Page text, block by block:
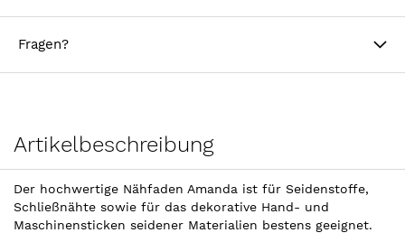
Fragen?
Artikelbeschreibung
Der hochwertige Nähfaden Amanda ist für Seidenstoffe,
Schließnähte sowie für das dekorative Hand- und
Maschinensticken seidener Materialien bestens geeignet.